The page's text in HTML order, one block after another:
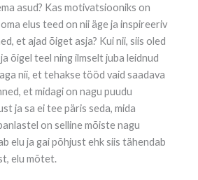
asud? Kas motivatsiooniks on
elus teed on nii äge ja inspireeriv
et ajad õiget asja? Kui nii, siis oled
õigel teel ning ilmselt juba leidnud
nii, et tehakse tööd vaid saadava
et midagi on nagu puudu
ja sa ei tee päris seda, mida
on selline mõiste nagu
elu ja gai põhjust ehk siis tähendab
elu mõtet.